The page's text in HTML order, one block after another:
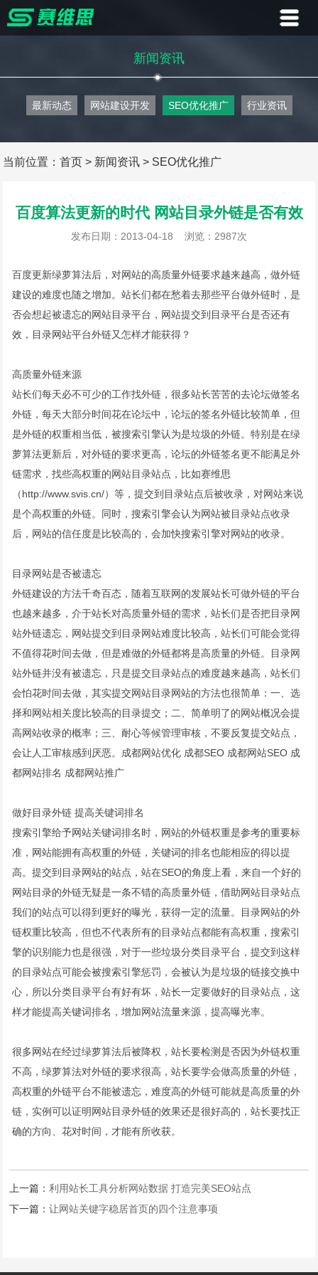
新闻资讯
最新动态 网站建设开发 SEO优化推广 行业资讯
当前位置：首页 > 新闻资讯 > SEO优化推广
百度算法更新的时代 网站目录外链是否有效
发布日期：2013-04-18 浏览：2987次
百度更新绿萝算法后，对网站的高质量外链要求越来越高，做外链
建设的难度也随之增加。站长们都在愁着去那些平台做外链时，是
否会想起被遗忘的网站目录平台，网站提交到目录平台是否还有
效，目录网站平台外链又怎样才能获得？
高质量外链来源
站长们每天必不可少的工作找外链，很多站长苦苦的去论坛做签名
外链，每天大部分时间花在论坛中，论坛的签名外链比较简单，但
是外链的权重相当低，被搜索引擎认为是垃圾的外链。特别是在绿
萝算法更新后，对外链的要求更高，论坛的外链签名更不能满足外
链需求，找些高权重的网站目录站点，比如赛维思
（http://www.svis.cn/）等，提交到目录站点后被收录，对网站来说
是个高权重的外链。同时，搜索引擎会认为网站被目录站点收录
后，网站的信任度是比较高的，会加快搜索引擎对网站的收录。
目录网站是否被遗忘
外链建设的方法千奇百态，随着互联网的发展站长可做外链的平台
也越来越多，介于站长对高质量外链的需求，站长们是否把目录网
站外链遗忘，网站提交到目录网站难度比较高，站长们可能会觉得
不值得花时间去做，但是难做的外链都将是高质量的外链。目录网
站外链并没有被遗忘，只是提交目录站点的难度越来越高，站长们
会怕花时间去做，其实提交网站目录网站的方法也很简单：一、选
择和网站相关度比较高的目录提交；二、简单明了的网站概况会提
高网站收录的概率；三、耐心等候管理审核，不要反复提交站点，
会让人工审核感到厌恶。 成都网站优化 成都SEO 成都网站SEO 成
都网站排名 成都网站推广
做好目录外链 提高关键词排名
搜索引擎给予网站关键词排名时，网站的外链权重是参考的重要标
准，网站能拥有高权重的外链，关键词的排名也能相应的得以提
高。提交到目录网站的站点，站在SEO的角度上看，来自一个好的
网站目录的外链无疑是一条不错的高质量外链，借助网站目录站点
我们的站点可以得到更好的曝光，获得一定的流量。目录网站的外
链权重比较高，但也不代表所有的目录站点都能有高权重，搜索引
擎的识别能力也是很强，对于一些垃圾分类目录平台，提交到这样
的目录站点可能会被搜索引擎惩罚，会被认为是垃圾的链接交换中
心，所以分类目录平台有好有坏，站长一定要做好的目录站点，这
样才能提高关键词排名，增加网站流量来源，提高曝光率。
很多网站在经过绿萝算法后被降权，站长要检测是否因为外链权重
不高，绿萝算法对外链的要求很高，站长要学会做高质量的外链，
高权重的外链平台不能被遗忘，难度高的外链可能就是高质量的外
链，实例可以证明网站目录外链的效果还是很好高的，站长要找正
确的方向、花对时间，才能有所收获。
上一篇：利用站长工具分析网站数据 打造完美SEO站点
下一篇：让网站关键字稳居首页的四个注意事项